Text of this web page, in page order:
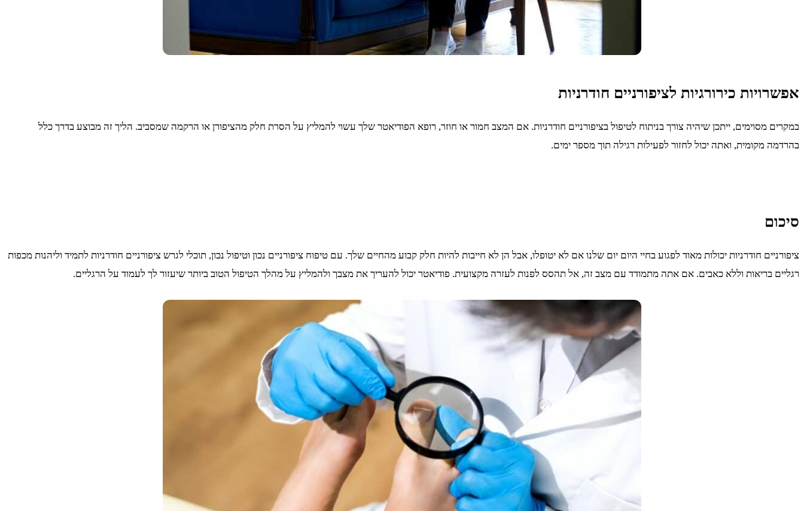
אפשרויות כירורגיות לציפורניים חודרניות
במקרים מסוימים, ייתכן שיהיה צורך בניתוח לטיפול בציפורניים חודרניות. אם המצב חמור או חוזר, רופא הפודיאטר שלך עשוי להמליץ ​​על הסרת חלק מהציפורן או הרקמה שמסביב. הליך זה מבוצע בדרך כלל
בהרדמה מקומית, ואתה יכול לחזור לפעילות רגילה תוך מספר ימים.
סיכום
ציפורניים חודרניות יכולות מאוד לפגוע בחיי היום יום שלנו אם לא יטופלו, אבל הן לא חייבות להיות חלק קבוע מהחיים שלך. עם טיפוח ציפורניים נכון וטיפול נכון, תוכלי לגרש ציפורניים חודרניות לתמיד וליהנות מכפות
רגליים בריאות וללא כאבים. אם אתה מתמודד עם מצב זה, אל תהסס לפנות לעזרה מקצועית. פודיאטר יכול להעריך את מצבך ולהמליץ על מהלך הטיפול הטוב ביותר שיעזור לך לעמוד על הרגליים.